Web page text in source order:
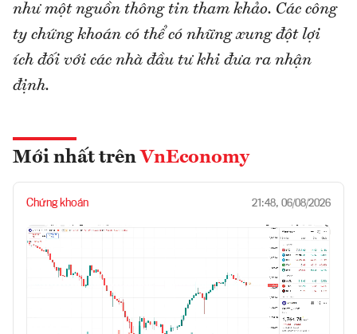
như một nguồn thông tin tham khảo. Các công
ty chứng khoán có thể có những xung đột lợi
ích đối với các nhà đầu tư khi đưa ra nhận
định.
Mới nhất trên VnEconomy
Chứng khoán 21:48, 06/08/2026